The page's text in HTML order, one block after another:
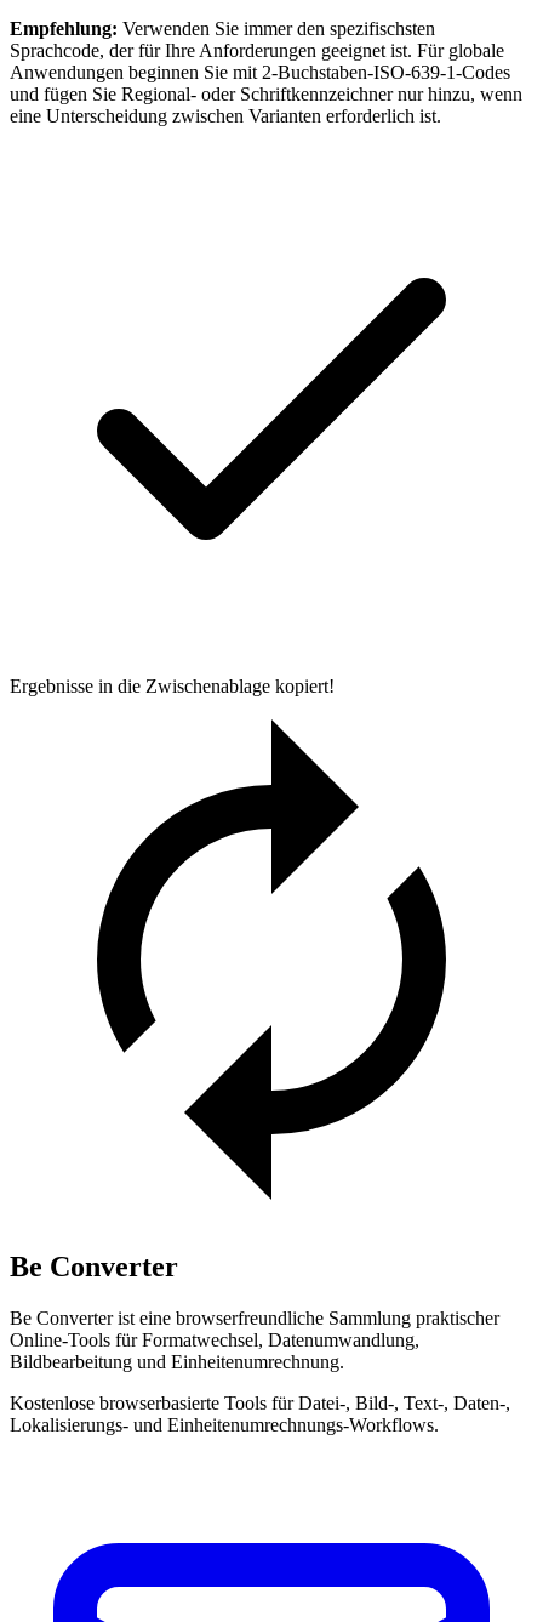
Empfehlung: Verwenden Sie immer den spezifischsten
Sprachcode, der für Ihre Anforderungen geeignet ist. Für globale
Anwendungen beginnen Sie mit 2-Buchstaben-ISO-639-1-Codes
und fügen Sie Regional- oder Schriftkennzeichner nur hinzu, wenn
eine Unterscheidung zwischen Varianten erforderlich ist.
Ergebnisse in die Zwischenablage kopiert!
Be Converter
Be Converter ist eine browserfreundliche Sammlung praktischer
Online-Tools für Formatwechsel, Datenumwandlung,
Bildbearbeitung und Einheitenumrechnung.
Kostenlose browserbasierte Tools für Datei-, Bild-, Text-, Daten-,
Lokalisierungs- und Einheitenumrechnungs-Workflows.